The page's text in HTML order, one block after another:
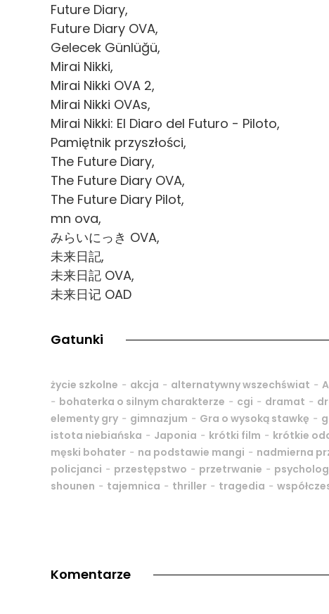
Future Diary,
Future Diary OVA,
Gelecek Günlüğü,
Mirai Nikki,
Mirai Nikki OVA 2,
Mirai Nikki OVAs,
Mirai Nikki: El Diaro del Futuro - Piloto,
Pamiętnik przyszłości,
The Future Diary,
The Future Diary OVA,
The Future Diary Pilot,
mn ova,
みらいにっき OVA,
未来日記,
未来日記 OVA,
未来日记 OAD
Gatunki
życie szkolne - akcja - alternatywny wszechświat -
- bohaterka o silnym charakterze - cgi - dramat -
elementy gry - gimnazjum - Gra o wysoką stawkę -
istota niebiańska - Japonia - krótki film - krótkie
męski bohater - na podstawie mangi - nadmierna
policjanci - przestępstwo - przetrwanie -
shounen - tajemnica - thriller - tragedia -
Komentarze